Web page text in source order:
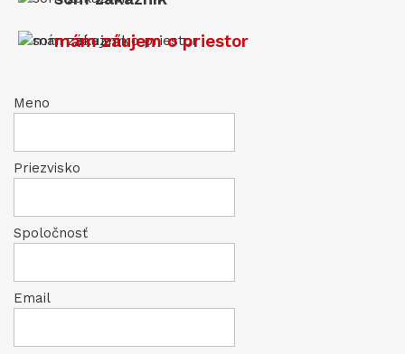
mám záujem o priestor
Meno
Priezvisko
Spoločnosť
Email